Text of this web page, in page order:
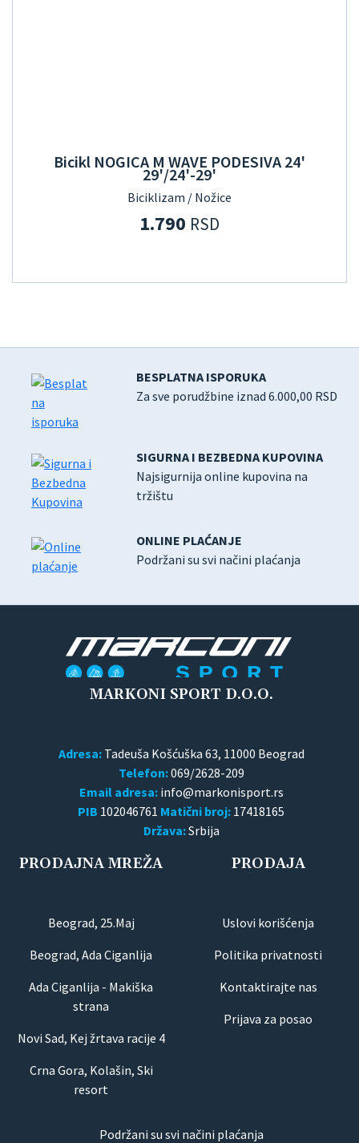
Bicikl NOGICA M WAVE PODESIVA 24'
29'/24'-29'
Biciklizam / Nožice
1.790 RSD
BESPLATNA ISPORUKA
Za sve porudžbine iznad 6.000,00 RSD
SIGURNA I BEZBEDNA KUPOVINA
Najsigurnija online kupovina na
tržištu
ONLINE PLAĆANJE
Podržani su svi načini plaćanja
MARKONI SPORT D.O.O.
Adresa:Tadeuša Košćuška 63, 11000 Beograd
Telefon:069/2628-209
Email adresa:
PIB 102046761 Matični broj: 17418165
Država:Srbija
PRODAJNA MREŽA
Beograd, 25.Maj
Beograd, Ada Ciganlija
Ada Ciganlija - Makiška
strana
Novi Sad, Kej žrtava racije 4
Crna Gora, Kolašin, Ski
resort
PRODAJA
Uslovi korišćenja
Politika privatnosti
Kontaktirajte nas
Prijava za posao
Podržani su svi načini plaćanja